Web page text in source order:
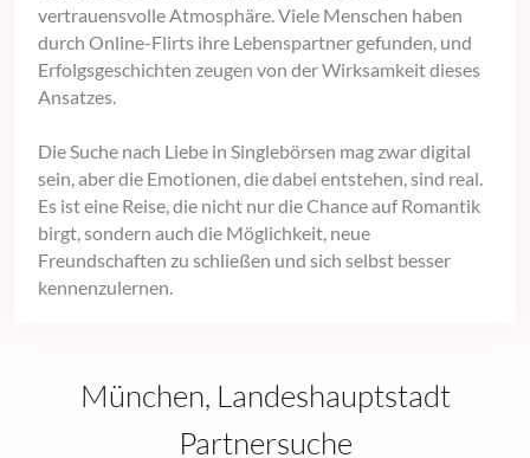
vertrauensvolle Atmosphäre. Viele Menschen haben
durch Online-Flirts ihre Lebenspartner gefunden, und
Erfolgsgeschichten zeugen von der Wirksamkeit dieses
Ansatzes.
Die Suche nach Liebe in Singlebörsen mag zwar digital
sein, aber die Emotionen, die dabei entstehen, sind real.
Es ist eine Reise, die nicht nur die Chance auf Romantik
birgt, sondern auch die Möglichkeit, neue
Freundschaften zu schließen und sich selbst besser
kennenzulernen.
München, Landeshauptstadt
Partnersuche